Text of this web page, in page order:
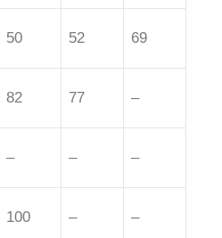
50 52 69
82 77 –
– – –
100 – –